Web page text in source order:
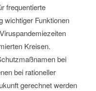
frequentierte
wichtiger Funktionen
Kreisen.
bei
bei rationeller
gerechnet werden